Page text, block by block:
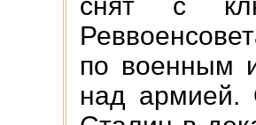
снят с
по военным
над армией.